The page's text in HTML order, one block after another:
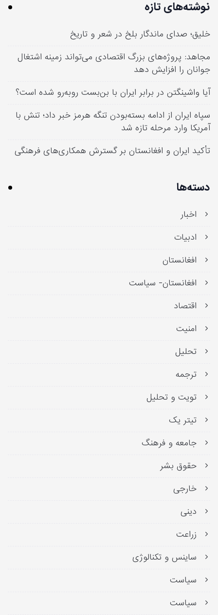
نوشته‌های تازه
خلیق؛ صدای ماندگار بلخ در شعر و تاریخ
مجاهد: پروژه‌های بزرگ اقتصادی می‌تواند زمینه اشتغال
جوانان را افزایش دهد
آیا واشینگتن در برابر ایران با بن‌بست روبه‌رو شده است؟
سپاه ایران از ادامه بسته‌بودن تنگه هرمز خبر داد؛ تنش با
آمریکا وارد مرحله تازه شد
تأکید ایران و افغانستان بر گسترش همکاری‌های فرهنگی
دسته‌ها
اخبار
ادبیات
افغانستان
افغانستان- سیاست
اقتصاد
امنیت
تحلیل
ترجمه
تویت و تحلیل
تیتر یک
جامعه و فرهنگ
حقوق بشر
خارجی
دینی
زراعت
ساینس و تکنالوژی
سیاست
سیاست